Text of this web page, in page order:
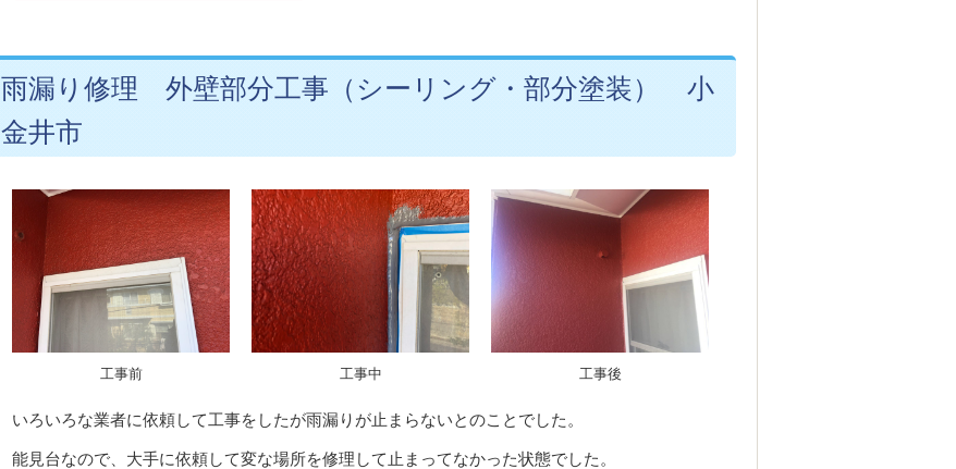
雨漏り修理 外壁部分工事（シーリング・部分塗装） 小
金井市
工事前 工事中 工事後
いろいろな業者に依頼して工事をしたが雨漏りが止まらないとのことでした。
能見台なので、大手に依頼して変な場所を修理して止まってなかった状態でした。